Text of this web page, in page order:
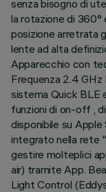
senza bisogno di
la rotazione di 360°
posizione arretrata
lente ad alta
Apparecchio con
Frequenza 2.4 GHz
sistema Quick BLE
funzioni di on-off ,
disponibile su
integrato nella rete
gestire molteplici
air) tramite App.
Light Control